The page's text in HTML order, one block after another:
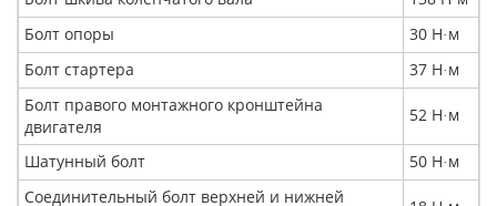
Болт опоры
30 Н· м
Болт стартера
37 Н· м
Болт правого монтажного кронштейна
двигателя
52 Н· м
Шатунный болт 50 Н· м
Соединительный болт верхней и нижней